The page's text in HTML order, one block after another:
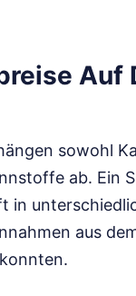
Auf
sowohl
ab. Ein
in
aus